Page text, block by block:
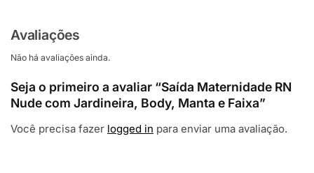
Avaliações
Não há avaliações ainda.
Seja o primeiro a avaliar “Saída Maternidade RN
Nude com Jardineira, Body, Manta e Faixa”
Você precisa fazer logged in para enviar uma avaliação.